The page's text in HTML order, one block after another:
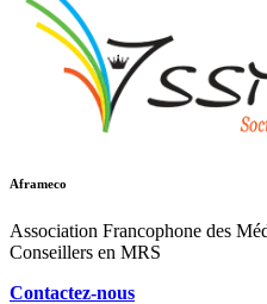
Aframeco
Association Francophone des
Conseillers en MRS
Contactez-nous